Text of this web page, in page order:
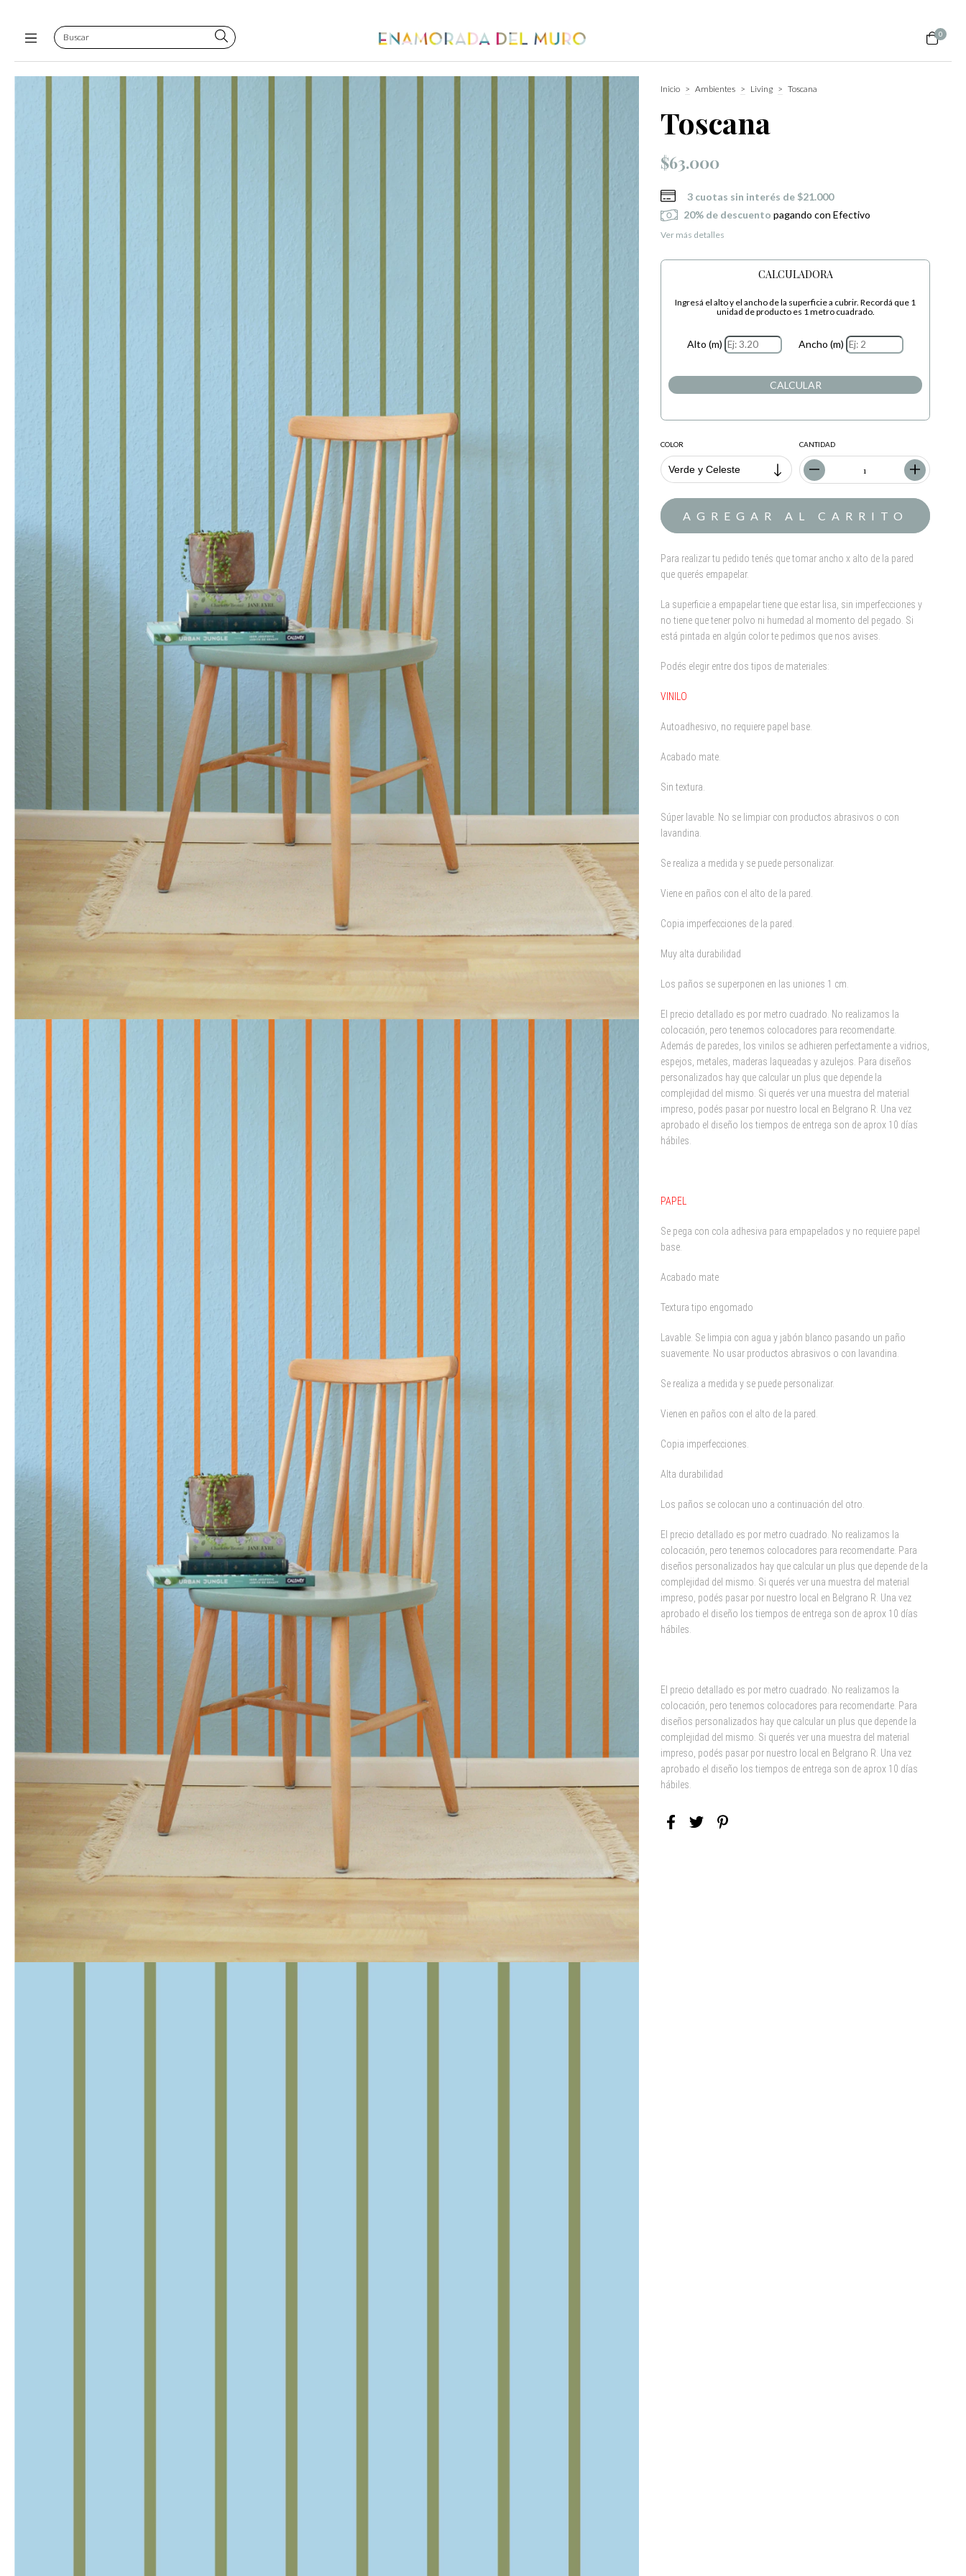
0
Inicio > Ambientes > Living > Toscana
Toscana
$63.000
3 cuotas sin interés de $21.000
20% de descuento pagando con Efectivo
Ver más detalles
CALCULADORA
Ingresá el alto y el ancho de la superficie a cubrir. Recordá que 1
unidad de producto es 1 metro cuadrado.
Alto (m) Ancho (m)
CALCULAR
COLOR CANTIDAD
Para realizar tu pedido tenés que tomar ancho x alto de la pared
que querés empapelar.
La superficie a empapelar tiene que estar lisa, sin imperfecciones y
no tiene que tener polvo ni humedad al momento del pegado. Si
está pintada en algún color te pedimos que nos avises.
Podés elegir entre dos tipos de materiales:
VINILO
Autoadhesivo, no requiere papel base.
Acabado mate.
Sin textura.
Súper lavable. No se limpiar con productos abrasivos o con
lavandina.
Se realiza a medida y se puede personalizar.
Viene en paños con el alto de la pared.
Copia imperfecciones de la pared.
Muy alta durabilidad
Los paños se superponen en las uniones 1 cm.
El precio detallado es por metro cuadrado. No realizamos la
colocación, pero tenemos colocadores para recomendarte.
Además de paredes, los vinilos se adhieren perfectamente a vidrios,
espejos, metales, maderas laqueadas y azulejos. Para diseños
personalizados hay que calcular un plus que depende la
complejidad del mismo. Si querés ver una muestra del material
impreso, podés pasar por nuestro local en Belgrano R. Una vez
aprobado el diseño los tiempos de entrega son de aprox 10 días
hábiles.
PAPEL
Se pega con cola adhesiva para empapelados y no requiere papel
base.
Acabado mate
Textura tipo engomado
Lavable. Se limpia con agua y jabón blanco pasando un paño
suavemente. No usar productos abrasivos o con lavandina.
Se realiza a medida y se puede personalizar.
Vienen en paños con el alto de la pared.
Copia imperfecciones.
Alta durabilidad
Los paños se colocan uno a continuación del otro.
El precio detallado es por metro cuadrado. No realizamos la
colocación, pero tenemos colocadores para recomendarte. Para
diseños personalizados hay que calcular un plus que depende de la
complejidad del mismo. Si querés ver una muestra del material
impreso, podés pasar por nuestro local en Belgrano R. Una vez
aprobado el diseño los tiempos de entrega son de aprox 10 días
hábiles.
El precio detallado es por metro cuadrado. No realizamos la
colocación, pero tenemos colocadores para recomendarte. Para
diseños personalizados hay que calcular un plus que depende la
complejidad del mismo. Si querés ver una muestra del material
impreso, podés pasar por nuestro local en Belgrano R. Una vez
aprobado el diseño los tiempos de entrega son de aprox 10 días
hábiles.